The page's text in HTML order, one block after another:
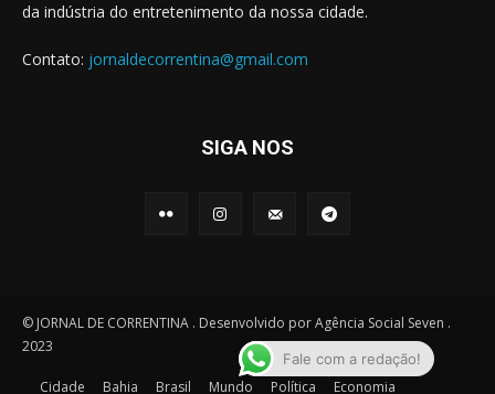
da indústria do entretenimento da nossa cidade.
Contato: jornaldecorrentina@gmail.com
SIGA NOS
© JORNAL DE CORRENTINA . Desenvolvido por Agência Social Seven .
2023
Cidade Bahia Brasil Mundo Política Economia
Fale com a redação!